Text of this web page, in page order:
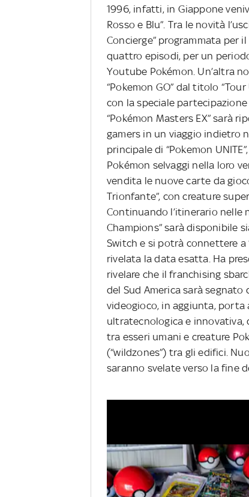
1996, infatti, in Giappone
Rosso e Blu”. Tra le novità
Concierge” programmata per
quattro episodi, per un
Youtube Pokémon. Un’altra
“Pokemon GO” dal titolo
con la speciale partecipazione
“Pokémon Masters EX” sarà
gamers in un viaggio indietro
principale di “Pokemon
Pokémon selvaggi nella loro
vendita le nuove carte da
Trionfante”, con creature
Continuando l’itinerario nelle
Champions” sarà disponibile
Switch e si potrà connettere a
rivelata la data esatta. Ha
rivelare che il franchising
del Sud America sarà segnato
videogioco, in aggiunta, porta
ultratecnologica e innovativa,
tra esseri umani e creature
(“wildzones”) tra gli edifici.
saranno svelate verso la fine